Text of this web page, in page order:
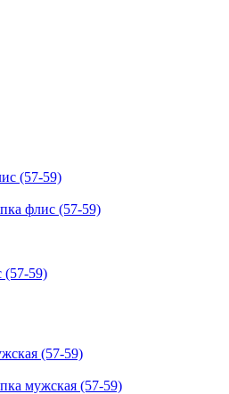
флис (57-59)
59)
мужская (57-59)